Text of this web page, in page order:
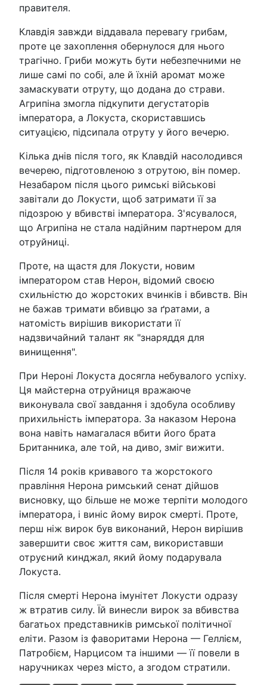
правителя.
Клавдія завжди віддавала перевагу грибам,
проте це захоплення обернулося для нього
трагічно. Гриби можуть бути небезпечними не
лише самі по собі, але й їхній аромат може
замаскувати отруту, що додана до страви.
Агрипіна змогла підкупити дегустаторів
імператора, а Локуста, скориставшись
ситуацією, підсипала отруту у його вечерю.
Кілька днів після того, як Клавдій насолодився
вечерею, підготовленою з отрутою, він помер.
Незабаром після цього римські військові
завітали до Локусти, щоб затримати її за
підозрою у вбивстві імператора. З'ясувалося,
що Агрипіна не стала надійним партнером для
отруйниці.
Проте, на щастя для Локусти, новим
імператором став Нерон, відомий своєю
схильністю до жорстоких вчинків і вбивств. Він
не бажав тримати вбивцю за ґратами, а
натомість вирішив використати її
надзвичайний талант як "знаряддя для
винищення".
При Нероні Локуста досягла небувалого успіху.
Ця майстерна отруйниця вражаюче
виконувала свої завдання і здобула особливу
прихильність імператора. За наказом Нерона
вона навіть намагалася вбити його брата
Британника, але той, на диво, зміг вижити.
Після 14 років кривавого та жорстокого
правління Нерона римський сенат дійшов
висновку, що більше не може терпіти молодого
імператора, і виніс йому вирок смерті. Проте,
перш ніж вирок був виконаний, Нерон вирішив
завершити своє життя сам, використавши
отруєний кинджал, який йому подарувала
Локуста.
Після смерті Нерона імунітет Локусти одразу
ж втратив силу. Їй винесли вирок за вбивства
багатьох представників римської політичної
еліти. Разом із фаворитами Нерона — Геллієм,
Патробієм, Нарцисом та іншими — її повели в
наручниках через місто, а згодом стратили.